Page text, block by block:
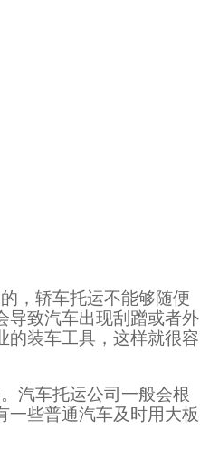
，轿车托运不能够随便
导致汽车出现刮蹭或者外
的装车工具，这样就很容
汽车托运公司一般会根
一些普通汽车及时用大板